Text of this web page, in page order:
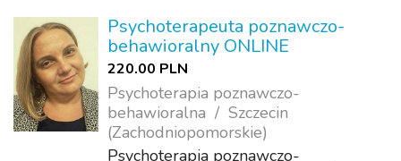
Psychoterapeuta poznawczo-
behawioralny ONLINE
220.00 PLN
Psychoterapia poznawczo-
behawioralna
Szczecin
(Zachodniopomorskie)
Psychoterapia poznawczo-